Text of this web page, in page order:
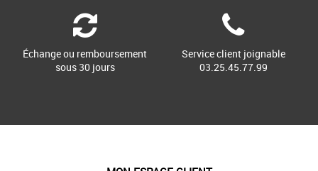
Échange ou remboursement
sous 30 jours
Service client joignable
03.25.45.77.99